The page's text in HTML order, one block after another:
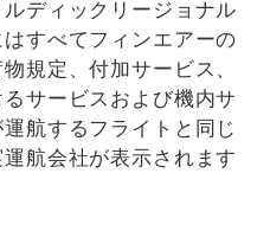
ディックリージョナル
すべてフィンエアーの
規定、付加サービス、
サービスおよび機内サ
航するフライトと同じ
航会社が表示されます